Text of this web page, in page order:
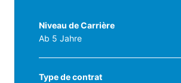
Niveau de Carrière
Ab 5 Jahre
Type de contrat